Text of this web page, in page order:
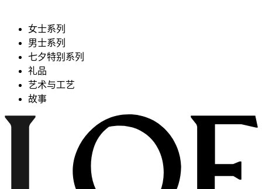
女士系列
男士系列
七夕特别系列
礼品
艺术与工艺
故事